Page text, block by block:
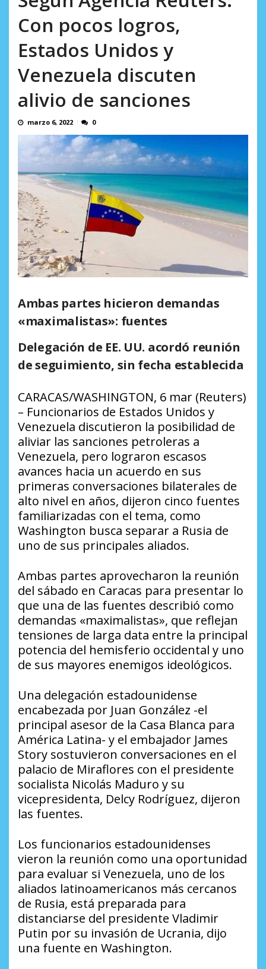
profesor jubilado (+Video)
AGOSTO 10, 2026
Con pocos logros,
Estados Unidos y
Venezuela discuten
alivio de sanciones
marzo 6, 2022 0
Ambas partes hicieron demandas
«maximalistas»: fuentes
Delegación de EE. UU. acordó reunión
de seguimiento, sin fecha establecida
CARACAS/WASHINGTON, 6 mar (Reuters)
– Funcionarios de Estados Unidos y
Venezuela discutieron la posibilidad de
aliviar las sanciones petroleras a
Venezuela, pero lograron escasos
avances hacia un acuerdo en sus
primeras conversaciones bilaterales de
alto nivel en años, dijeron cinco fuentes
familiarizadas con el tema, como
Washington busca separar a Rusia de
uno de sus principales aliados.
Ambas partes aprovecharon la reunión
del sábado en Caracas para presentar lo
que una de las fuentes describió como
demandas «maximalistas», que reflejan
tensiones de larga data entre la principal
potencia del hemisferio occidental y uno
de sus mayores enemigos ideológicos.
Una delegación estadounidense
encabezada por Juan González -el
principal asesor de la Casa Blanca para
América Latina- y el embajador James
Story sostuvieron conversaciones en el
palacio de Miraflores con el presidente
socialista Nicolás Maduro y su
vicepresidenta, Delcy Rodríguez, dijeron
las fuentes.
Los funcionarios estadounidenses
vieron la reunión como una oportunidad
para evaluar si Venezuela, uno de los
aliados latinoamericanos más cercanos
de Rusia, está preparada para
distanciarse del presidente Vladimir
Putin por su invasión de Ucrania, dijo
una fuente en Washington.